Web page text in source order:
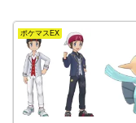
ポケマスEX